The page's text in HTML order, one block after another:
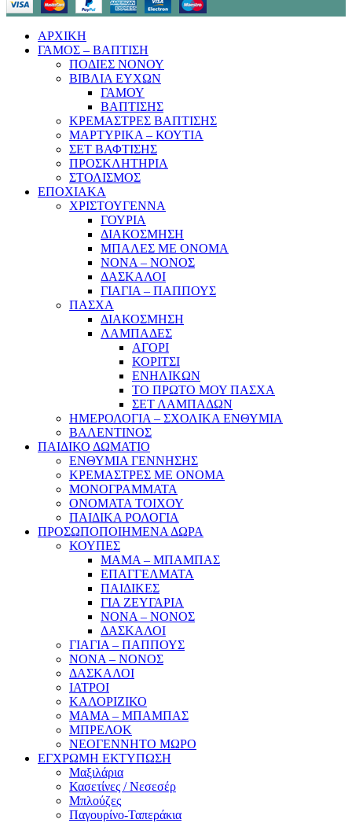
ΑΡΧΙΚΗ
ΓΑΜΟΣ – ΒΑΠΤΙΣΗ
ΠΟΔΙΕΣ ΝΟΝΟΥ
ΒΙΒΛΙΑ ΕΥΧΩΝ
ΓΑΜΟΥ
ΒΑΠΤΙΣΗΣ
ΚΡΕΜΑΣΤΡΕΣ ΒΑΠΤΙΣΗΣ
ΜΑΡΤΥΡΙΚΑ – ΚΟΥΤΙΑ
ΣΕΤ ΒΑΦΤΙΣΗΣ
ΠΡΟΣΚΛΗΤΗΡΙΑ
ΣΤΟΛΙΣΜΟΣ
ΕΠΟΧΙΑΚΑ
ΧΡΙΣΤΟΥΓΕΝΝΑ
ΓΟΥΡΙΑ
ΔΙΑΚΟΣΜΗΣΗ
ΜΠΑΛΕΣ ΜΕ ΟΝΟΜΑ
ΝΟΝΑ – ΝΟΝΟΣ
ΔΑΣΚΑΛΟΙ
ΓΙΑΓΙΑ – ΠΑΠΠΟΥΣ
ΠΑΣΧΑ
ΔΙΑΚΟΣΜΗΣΗ
ΛΑΜΠΑΔΕΣ
ΑΓΟΡΙ
ΚΟΡΙΤΣΙ
ΕΝΗΛΙΚΩΝ
ΤΟ ΠΡΩΤΟ ΜΟΥ ΠΑΣΧΑ
ΣΕΤ ΛΑΜΠΑΔΩΝ
ΗΜΕΡΟΛΟΓΙΑ – ΣΧΟΛΙΚΑ ΕΝΘΥΜΙΑ
ΒΑΛΕΝΤΙΝΟΣ
ΠΑΙΔΙΚΟ ΔΩΜΑΤΙΟ
ΕΝΘΥΜΙΑ ΓΕΝΝΗΣΗΣ
ΚΡΕΜΑΣΤΡΕΣ ΜΕ ΟΝΟΜΑ
ΜΟΝΟΓΡΑΜΜΑΤΑ
ΟΝΟΜΑΤΑ ΤΟΙΧΟΥ
ΠΑΙΔΙΚΑ ΡΟΛΟΓΙΑ
ΠΡΟΣΩΠΟΠΟΙΗΜΕΝΑ ΔΩΡΑ
ΚΟΥΠΕΣ
ΜΑΜΑ – ΜΠΑΜΠΑΣ
ΕΠΑΓΓΕΛΜΑΤΑ
ΠΑΙΔΙΚΕΣ
ΓΙΑ ΖΕΥΓΑΡΙΑ
ΝΟΝΑ – ΝΟΝΟΣ
ΔΑΣΚΑΛΟΙ
ΓΙΑΓΙΑ – ΠΑΠΠΟΥΣ
ΝΟΝΑ – ΝΟΝΟΣ
ΔΑΣΚΑΛΟΙ
ΙΑΤΡΟΙ
ΚΑΛΟΡΙΖΙΚΟ
ΜΑΜΑ – ΜΠΑΜΠΑΣ
ΜΠΡΕΛΟΚ
ΝΕΟΓΕΝΝΗΤΟ ΜΩΡΟ
ΕΓΧΡΩΜΗ ΕΚΤΥΠΩΣΗ
Μαξιλάρια
Κασετίνες / Νεσεσέρ
Μπλούζες
Παγουρίνο-Ταπεράκια